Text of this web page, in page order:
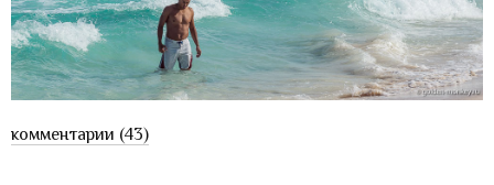
комментарии (43)